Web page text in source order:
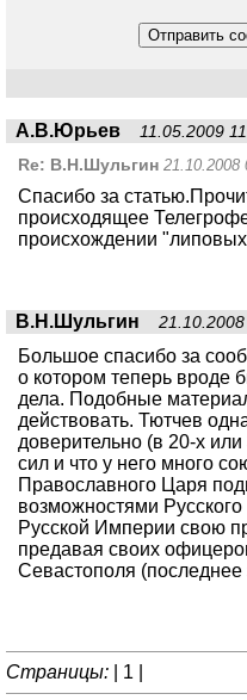
А.В.Юрьев
11.05.2009
Re: В.Н.Шульгин 21.10.2008
Спасибо за
происходящее
происхождении
В.Н.Шульгин
Большое спасибо за
о котором теперь вроде
дела. Подобные
действовать. Тютчев
доверительно (в 20-х или
сил и что у него много
Православного Царя
возможностями
Русской Империи свою
предавая своих
Севастополя
Страницы: 1